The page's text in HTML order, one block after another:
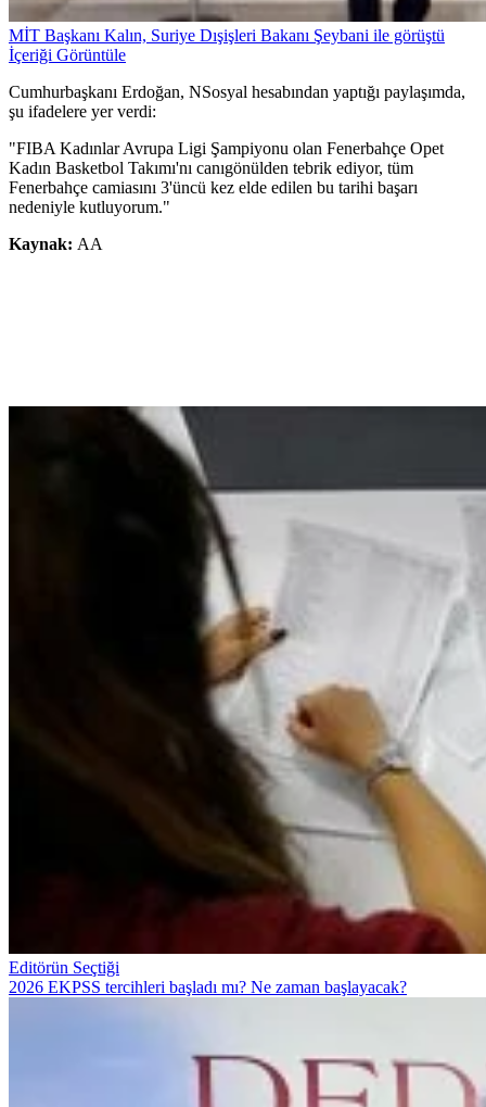
MİT Başkanı Kalın, Suriye Dışişleri Bakanı Şeybani ile görüştü
İçeriği Görüntüle
Cumhurbaşkanı Erdoğan, NSosyal hesabından yaptığı paylaşımda,
şu ifadelere yer verdi:
"FIBA Kadınlar Avrupa Ligi Şampiyonu olan Fenerbahçe Opet
Kadın Basketbol Takımı'nı canıgönülden tebrik ediyor, tüm
Fenerbahçe camiasını 3'üncü kez elde edilen bu tarihi başarı
nedeniyle kutluyorum."
Kaynak: AA
Editörün Seçtiği
2026 EKPSS tercihleri başladı mı? Ne zaman başlayacak?